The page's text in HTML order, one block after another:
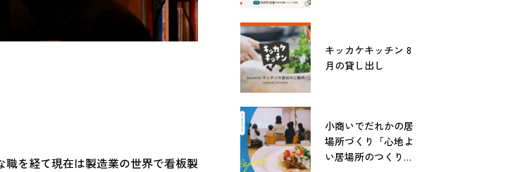
を経て現在は製造業の世界で看板製
キッカケキッチン 8
月の貸し出し
小商いでだれかの居
場所づくり「心地よ
い居場所のつくりか